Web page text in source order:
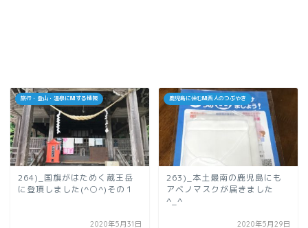
旅行・登山・温泉に関する情報
264)_国旗がはためく蔵王岳
に登頂しました(^○^)その１
2020年5月31日
鹿児島に住む関西人のつぶやき
263)_本土最南の鹿児島にも
アベノマスクが届きました
^_^
2020年5月29日